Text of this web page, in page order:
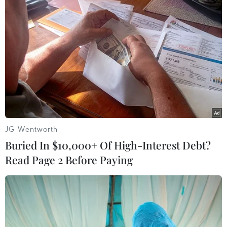
chữa bệnh, cấp thuốc miễn phí cho nhân dân; tổ
chức trò chơi dân gian…
Bộ Công an tặng Bằng khen cho tổ chức, cá nhân có thành tích
xuất sắc trong bảo vệ an ninh Tổ quốc. (Ảnh: Tuấn Anh/TTXVN)
Phát biểu tại Ngày hội, Phó Thủ tướng Trần Lưu
JG Wentworth
Buried In $10,000+ Of High-Interest Debt?
Read Page 2 Before Paying